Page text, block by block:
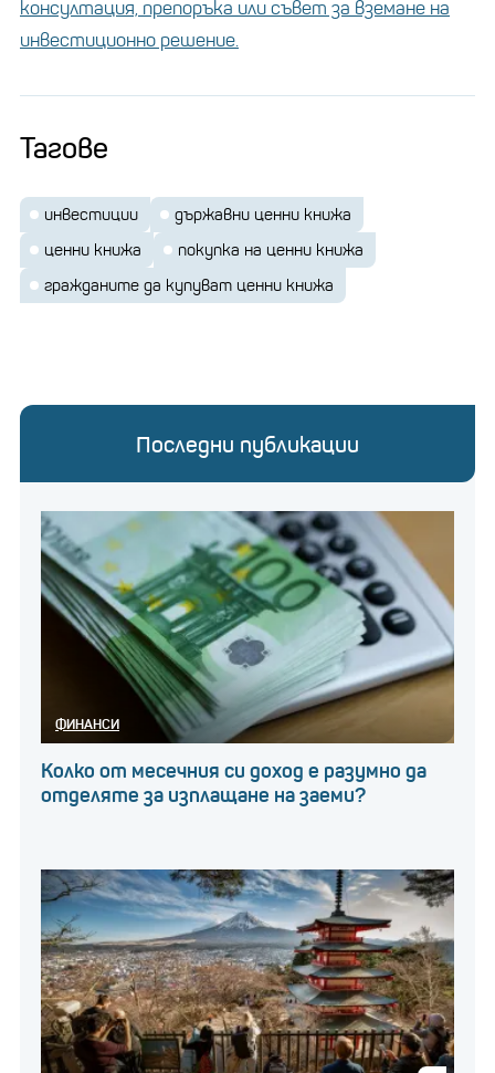
консултация, препоръка или съвет за вземане на
инвестиционно решение.
Тагове
инвестиции
държавни ценни книжа
ценни книжа
покупка на ценни книжа
гражданите да купуват ценни книжа
Последни публикации
ФИНАНСИ
Колко от месечния си доход е разумно да
отделяте за изплащане на заеми?